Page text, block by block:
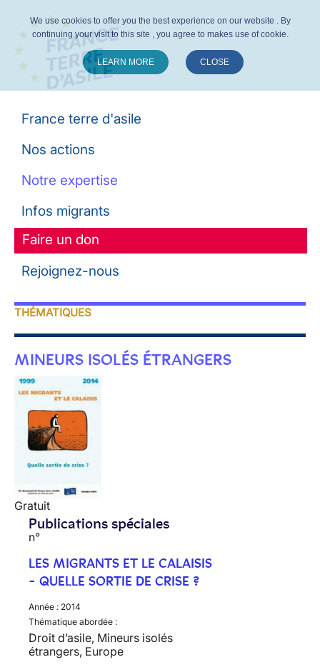
France terre d'asile
Nos actions
Notre expertise
Infos migrants
Faire un don
Rejoignez-nous
THÉMATIQUES
MINEURS ISOLÉS ÉTRANGERS
Gratuit
Publications spéciales
n°
LES MIGRANTS ET LE CALAISIS
- QUELLE SORTIE DE CRISE ?
Année : 2014
Thématique abordée :
Droit d’asile, Mineurs isolés
étrangers, Europe
We use cookies to offer you the best experience on our website . By
continuing your visit to this site , you agree to makes use of cookie.
LEARN MORE CLOSE